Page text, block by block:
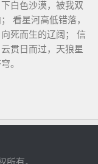
白色沙漠，被我双
看星河高低错落，
死而生的辽阔； 信
贯日而过，天狼星
。